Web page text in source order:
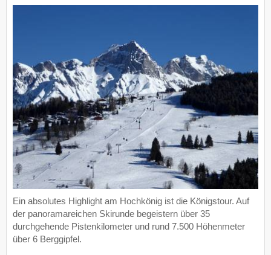
Ein absolutes Highlight am Hochkönig ist die Königstour. Auf
der panoramareichen Skirunde begeistern über 35
durchgehende Pistenkilometer und rund 7.500 Höhenmeter
über 6 Berggipfel.